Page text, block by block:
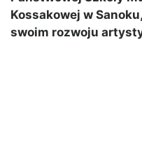
Kossakowej w
swoim rozwoju